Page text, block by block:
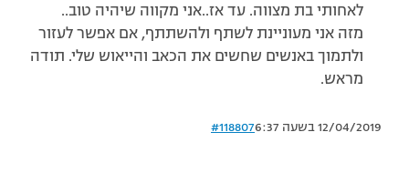
לאחותי בת מצווה. עד אז..אני מקווה שיהיה טוב..
מזה אני מעוניינת לשתף ולהשתתף, אם אפשר לעזור
ולתמוך באנשים שחשים את הכאב והייאוש שלי. תודה
מראש.
12/04/2019 בשעה 6:37 #118807